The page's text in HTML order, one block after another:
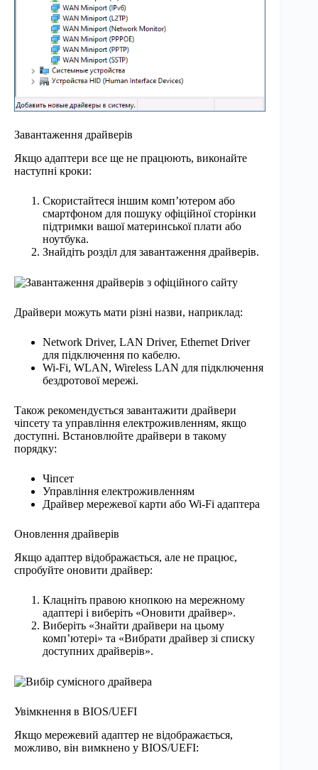
Завантаження драйверів
Якщо адаптери все ще не працюють, виконайте
наступні кроки:
Скористайтеся іншим комп’ютером або
смартфоном для пошуку офіційної сторінки
підтримки вашої материнської плати або
ноутбука.
Знайдіть розділ для завантаження драйверів.
Драйвери можуть мати різні назви, наприклад:
Network Driver, LAN Driver, Ethernet Driver
для підключення по кабелю.
Wi-Fi, WLAN, Wireless LAN для підключення
бездротової мережі.
Також рекомендується завантажити драйвери
чіпсету та управління електроживленням, якщо
доступні. Встановлюйте драйвери в такому
порядку:
Чіпсет
Управління електроживленням
Драйвер мережевої карти або Wi-Fi адаптера
Оновлення драйверів
Якщо адаптер відображається, але не працює,
спробуйте оновити драйвер:
Клацніть правою кнопкою на мережному
адаптері і виберіть «Оновити драйвер».
Виберіть «Знайти драйвери на цьому
комп’ютері» та «Вибрати драйвер зі списку
доступних драйверів».
Увімкнення в BIOS/UEFI
Якщо мережевий адаптер не відображається,
можливо, він вимкнено у BIOS/UEFI: